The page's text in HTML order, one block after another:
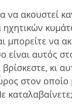
να ακουστεί
ηχητικών
µπορείτε να
είναι αυτός
κι
στον οποίο